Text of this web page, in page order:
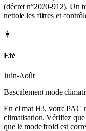
(décret n°2020-912). Un
nettoie les filtres et
☀️
Été
Juin-Août
Basculement mode
En climat H3, votre PAC
climatisation. Vérifiez que
que le mode froid est